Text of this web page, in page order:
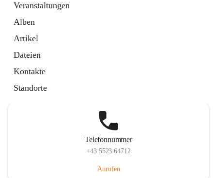
Veranstaltungen
Alben
Artikel
Dateien
Kontakte
Standorte
Telefonnummer
+43 5523 64712
Anrufen